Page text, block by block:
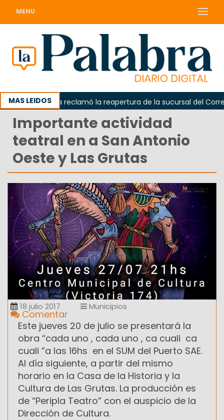
MENU
MAS LEIDOS
Odarda reclamó la reapertura de la sucursal del Correo
Importante actividad
teatral en a San Antonio
Oeste y Las Grutas
18 julio 2017 Municipios
Comentar
Este jueves 20 de julio se presentará la
obra “cada uno , cada uno , ca cuali ca
cuali ”a las 16hs en el SUM del Puerto SAE.
Al día siguiente, a partir del mismo
horario en la Casa de la Historia y la
Cultura de Las Grutas. La producción es
de “Peripla Teatro” con el auspicio de la
Dirección de Cultura.